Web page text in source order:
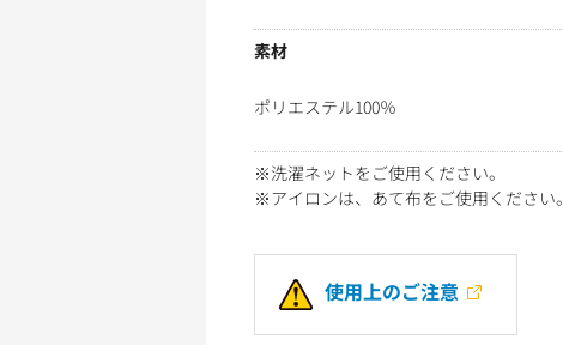
素材
ポリエステル100％
※洗濯ネットをご使用ください。
※アイロンは、あて布をご使用ください。
使用上のご注意